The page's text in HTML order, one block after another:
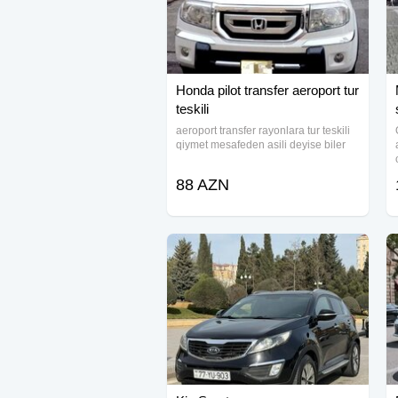
Honda pilot transfer aeroport tur
teskili
aeroport transfer rayonlara tur teskili
qiymet mesafeden asili deyise biler
88 AZN